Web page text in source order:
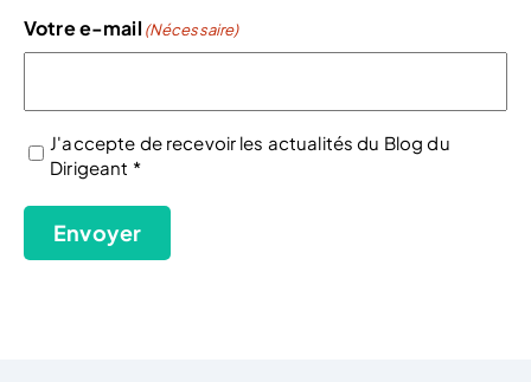
Votre e-mail (Nécessaire)
(Nécessaire)
J'accepte de recevoir les actualités du Blog du
Dirigeant *
Envoyer